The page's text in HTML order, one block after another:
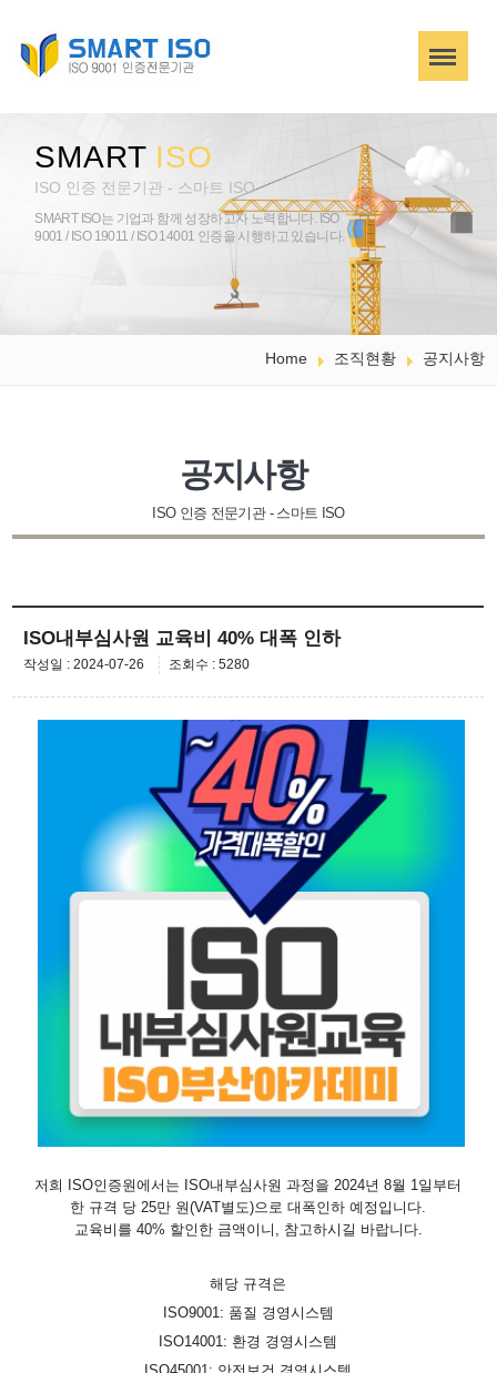
SMART ISO
ISO 인증 전문기관 - 스마트 ISO
SMART ISO는 기업과 함께 성장하고자 노력합니다. ISO
9001 / ISO 19011 / ISO 14001 인증을 시행하고 있습니다.
Home 조직현황 공지사항
공지사항
ISO 인증 전문기관 - 스마트 ISO
ISO내부심사원 교육비 40% 대폭 인하
작성일 : 2024-07-26 조회수 : 5280
저희 ISO인증원에서는 ISO내부심사원 과정을 2024년 8월 1일부터
한 규격 당 25만 원(VAT별도)으로 대폭인하 예정입니다.
교육비를 40% 할인한 금액이니, 참고하시길 바랍니다.
해당 규격은
ISO9001: 품질 경영시스템
ISO14001: 환경 경영시스템